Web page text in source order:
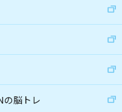
の脳トレ